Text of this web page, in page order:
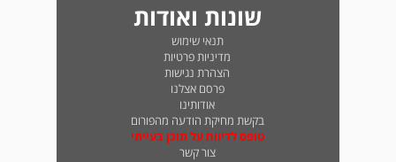
שונות ואודות
תנאי שימוש
מדיניות פרטיות
הצהרת נגישות
פרסם אצלנו
אודותינו
בקשת מחיקת הודעה מהפורום
טופס לדיווח על תוכן בעייתי
צור קשר